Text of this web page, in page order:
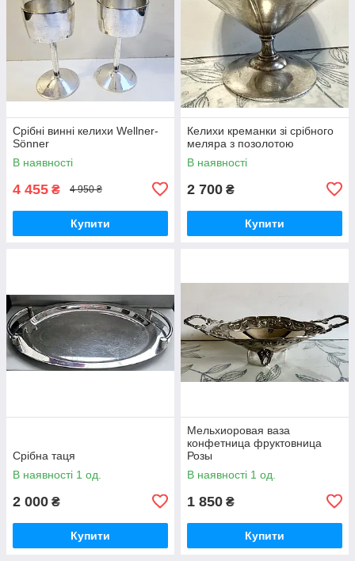
Срібні винні келихи Wellner-
Sönner
В наявності
4 455 ₴ 4 950 ₴
Купити
Келихи креманки зі срібного
меляра з позолотою
В наявності
2 700 ₴
Купити
Срібна таця
В наявності 1 од.
2 000 ₴
Купити
Мельхиоровая ваза
конфетница фруктовница
Розы
В наявності 1 од.
1 850 ₴
Купити